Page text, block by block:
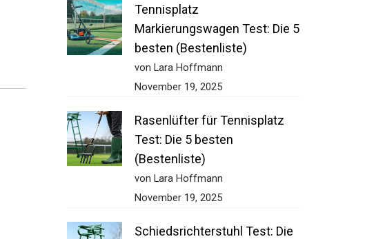
Tennisplatz
Markierungswagen Test: Die 5
besten (Bestenliste)
von Lara Hoffmann
November 19, 2025
Rasenlüfter für Tennisplatz
Test: Die 5 besten
(Bestenliste)
von Lara Hoffmann
November 19, 2025
Schiedsrichterstuhl Test: Die